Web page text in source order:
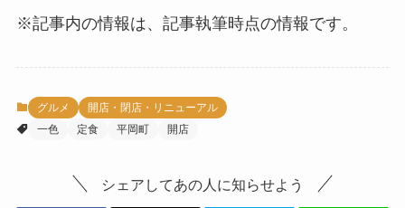
※記事内の情報は、記事執筆時点の情報です。
グルメ
開店・閉店・リニューアル
一色
定食 平岡町 開店
シェアしてあの人に知らせよう